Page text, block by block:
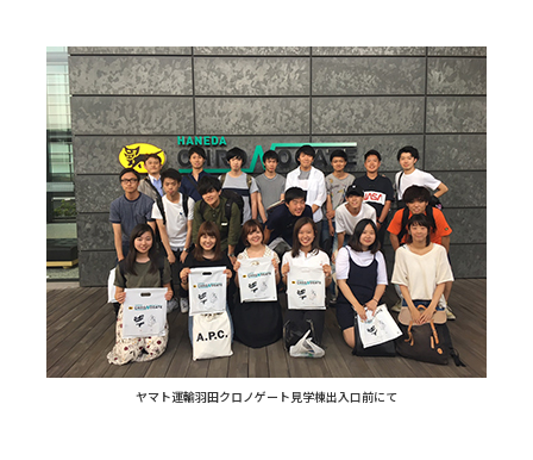
ヤマト運輸羽田クロノゲート見学棟出入口前にて